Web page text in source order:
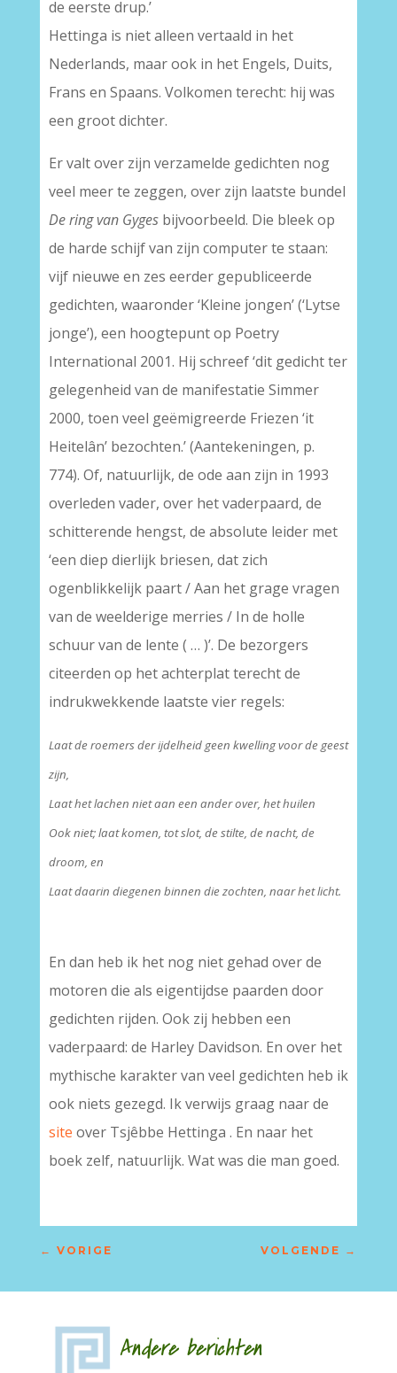
de eerste drup.’
Hettinga is niet alleen vertaald in het
Nederlands, maar ook in het Engels, Duits,
Frans en Spaans. Volkomen terecht: hij was
een groot dichter.
Er valt over zijn verzamelde gedichten nog
veel meer te zeggen, over zijn laatste bundel
De ring van Gyges bijvoorbeeld. Die bleek op
de harde schijf van zijn computer te staan:
vijf nieuwe en zes eerder gepubliceerde
gedichten, waaronder ‘Kleine jongen’ (‘Lytse
jonge’), een hoogtepunt op Poetry
International 2001. Hij schreef ‘dit gedicht ter
gelegenheid van de manifestatie Simmer
2000, toen veel geëmigreerde Friezen ‘it
Heitelân’ bezochten.’ (Aantekeningen, p.
774). Of, natuurlijk, de ode aan zijn in 1993
overleden vader, over het vaderpaard, de
schitterende hengst, de absolute leider met
‘een diep dierlijk briesen, dat zich
ogenblikkelijk paart / Aan het grage vragen
van de weelderige merries / In de holle
schuur van de lente ( … )’. De bezorgers
citeerden op het achterplat terecht de
indrukwekkende laatste vier regels:
Laat de roemers der ijdelheid geen kwelling voor de geest
zijn,
Laat het lachen niet aan een ander over, het huilen
Ook niet; laat komen, tot slot, de stilte, de nacht, de
droom, en
Laat daarin diegenen binnen die zochten, naar het licht.
En dan heb ik het nog niet gehad over de
motoren die als eigentijdse paarden door
gedichten rijden. Ook zij hebben een
vaderpaard: de Harley Davidson. En over het
mythische karakter van veel gedichten heb ik
ook niets gezegd. Ik verwijs graag naar de
site over Tsjêbbe Hettinga . En naar het
boek zelf, natuurlijk. Wat was die man goed.
← VORIGE VOLGENDE →
Andere berichten